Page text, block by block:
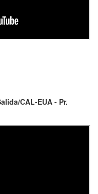
CAL-EUA - Pr.